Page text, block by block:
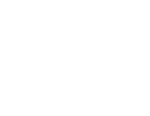
Die Zustimmung
Im Ökokonto-Verzeichnis wird